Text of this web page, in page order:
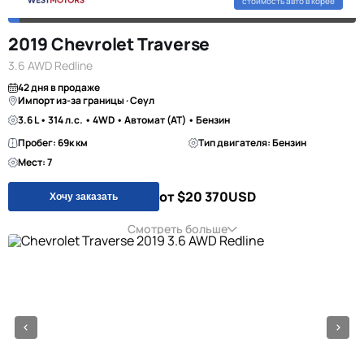
2019 Chevrolet Traverse
3.6 AWD Redline
42 дня в продаже
Импорт из-за границы · Сеул
3.6 L • 314 л.с. • 4WD • Автомат (AT) • Бензин
Пробег: 69к км
Тип двигателя: Бензин
Мест: 7
Хочу заказать от $20 370USD
Смотреть больше